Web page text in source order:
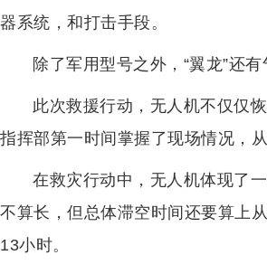
器系统，和打击手段。
除了军用型号之外，“翼龙”还
此次救援行动，无人机不仅仅
指挥部第一时间掌握了现场情况，
在救灾行动中，无人机体现了
不算长，但总体滞空时间还要算上
13小时。